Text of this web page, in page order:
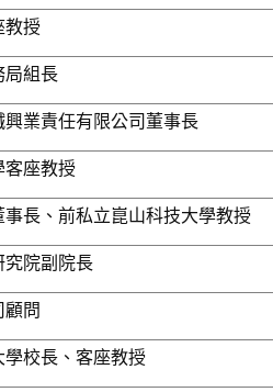
教授
局組長
興業責任有限公司董事長
客座教授
長、前私立崑山科技大學教授
究院副院長
問
校長、客座教授